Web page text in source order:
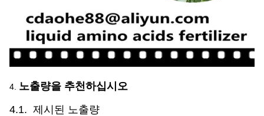
4. 노출량을 추천하십시오
4.1. 제시된 노출량